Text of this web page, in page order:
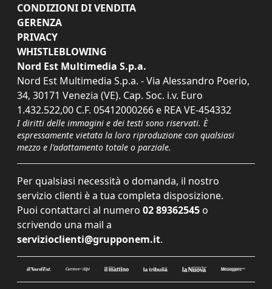
CONDIZIONI DI VENDITA
GERENZA
PRIVACY
WHISTLEBLOWING
Nord Est Multimedia S.p.a.
Nord Est Multimedia S.p.a. - Via Alessandro Poerio,
34, 30171 Venezia (VE). Cap. Soc. i.v. Euro
1.432.522,00 C.F. 05412000266 e REA VE-454332
I diritti delle immagini e dei testi sono riservati. È
espressamente vietata la loro riproduzione con qualsiasi
mezzo e l'adattamento totale o parziale.
Per qualsiasi necessità o domanda, il nostro
servizio clienti è a tua completa disposizione.
Puoi contattarci al numero 02 89362545 o
scrivendo una mail a
servizioclienti@grupponem.it.